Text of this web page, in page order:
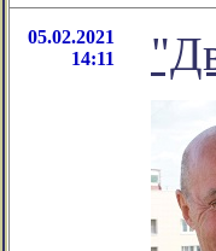
05.02.2021
14:11